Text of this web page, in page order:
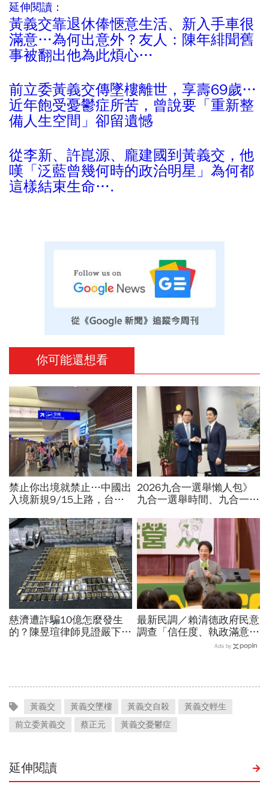
延伸閱讀：
黃義交靠退休俸愜意生活、新入手車很
滿意…為何出意外？友人：陳年緋聞舊
事被翻出他為此煩心…
前立委黃義交傳墜樓離世，享壽69歲…
近年飽受憂鬱症所苦，曾說要「重新整
備人生空間」卻留遺憾
從李新、許崑源、龐建國到黃義交，他
嘆「泛藍曾幾何時的政治明星」為何都
這樣結束生命….
你可能還想看
禁止你出境就禁止…中國出
入境新規9/15上路，台灣
職業特別注意：前例在這
2026九合一選舉懶人包》
九合一選舉時間、九合一選
選、藍綠白布局選戰搶先看
慈濟遭詐騙10億怎麼發生
的？陳昱瑄律師見證嚴下跪
最新民調／賴清德政府民意
調查「信任度、執政滿意
度」雙升，不滿意比率下
Ads by
黃義交 黃義交墜樓 黃義交自殺
黃義交輕生
前立委黃義交
蔡正元 黃義交憂鬱症
延伸閱讀